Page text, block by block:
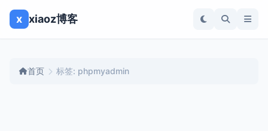
x xiaoz博客
首页 标签: phpmyadmin